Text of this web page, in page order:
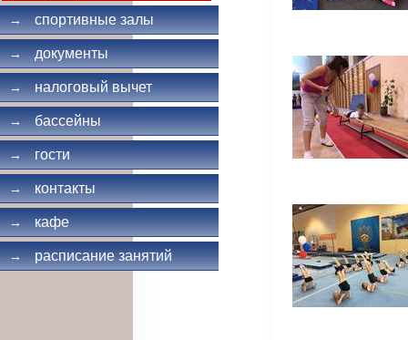
→ спортивные залы
→ документы
→ налоговый вычет
→ бассейны
→ гости
→ контакты
→ кафе
→ расписание занятий